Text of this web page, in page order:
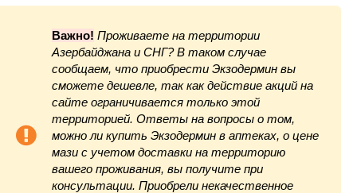
Важно! Проживаете на территории
Азербайджана и СНГ? В таком случае
сообщаем, что приобрести Экзодермин вы
сможете дешевле, так как действие акций на
сайте ограничивается только этой
территорией. Ответы на вопросы о том,
можно ли купить Экзодермин в аптеках, о цене
мази с учетом доставки на территорию
вашего проживания, вы получите при
консультации. Приобрели некачественное